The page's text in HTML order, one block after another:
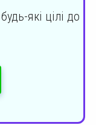
які цілі до